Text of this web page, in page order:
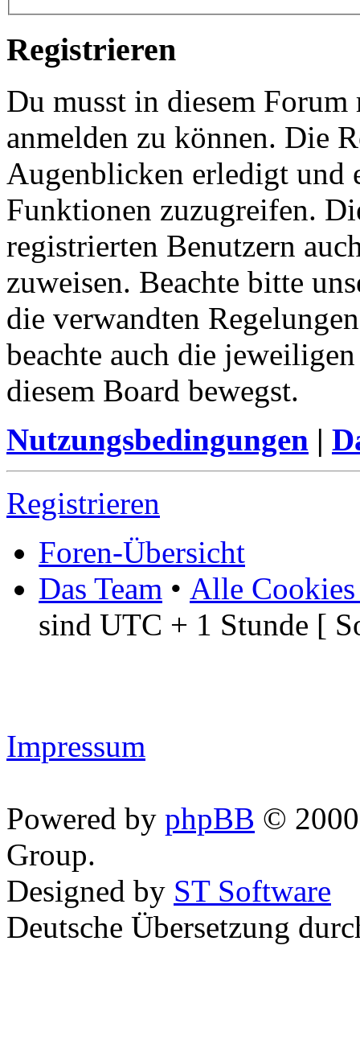
Registrieren
Du musst in diesem
anmelden zu können. Die
Augenblicken erledigt und
Funktionen zuzugreifen.
registrierten Benutzern
zuweisen. Beachte bitte
die verwandten
beachte auch die
diesem Board bewegst.
Nutzungsbedingungen |
Registrieren
Foren-Übersicht
Das Team • Alle Cookies
sind UTC + 1 Stunde [
Impressum
Powered by phpBB ©
Group.
Designed by ST Software
Deutsche Übersetzung